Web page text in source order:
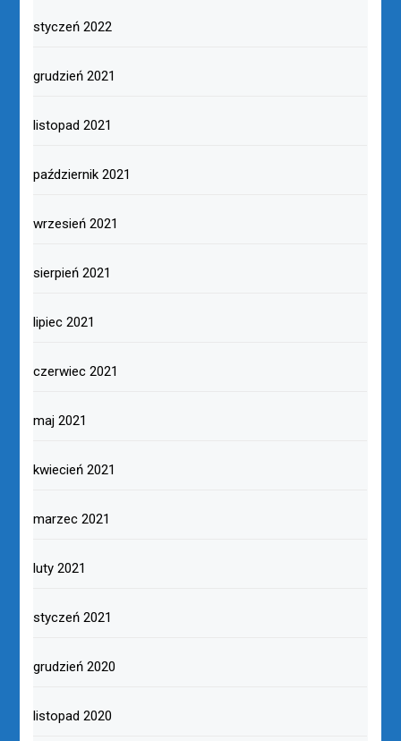
styczeń 2022
grudzień 2021
listopad 2021
październik 2021
wrzesień 2021
sierpień 2021
lipiec 2021
czerwiec 2021
maj 2021
kwiecień 2021
marzec 2021
luty 2021
styczeń 2021
grudzień 2020
listopad 2020